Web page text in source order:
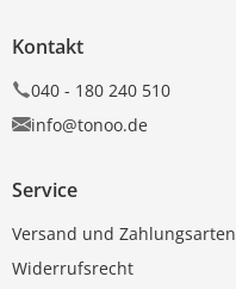
Kontakt
040 - 180 240 510
info@tonoo.de
Service
Versand und Zahlungsarten
Widerrufsrecht